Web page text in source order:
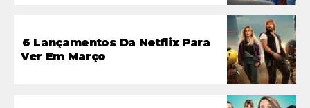
6 Lançamentos Da Netflix Para
Ver Em Março